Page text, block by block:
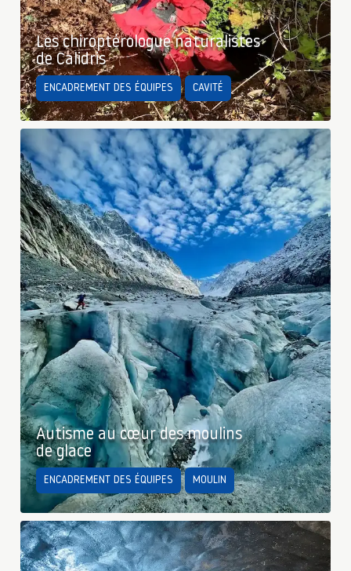
Les chiroptérologue naturalistes
de Calidris
ENCADREMENT DES ÉQUIPES CAVITÉ
Autisme au cœur des moulins
de glace
ENCADREMENT DES ÉQUIPES MOULIN